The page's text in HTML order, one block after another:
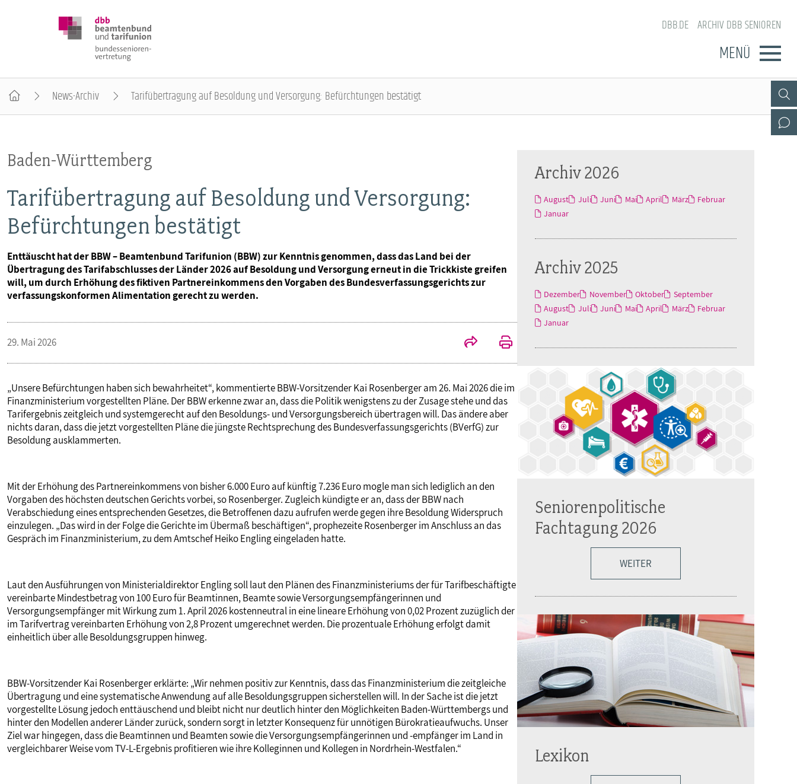
DBB.DE ARCHIV DBB SENIOREN
MENÜ
Geschäftsführung
Kontakt
BAGSO
POSITIONEN
VERANSTALTUNGEN
Bundesseniorenkongress
PUBLIKATIONEN
News-Archiv Tarifübertragung auf Besoldung und Versorgung: Befürchtungen bestätigt
Baden-Württemberg
Tarifübertragung auf Besoldung und Versorgung:
Befürchtungen bestätigt
Enttäuscht hat der BBW – Beamtenbund Tarifunion (BBW) zur Kenntnis genommen, dass das Land bei der
Übertragung des Tarifabschlusses der Länder 2026 auf Besoldung und Versorgung erneut in die Trickkiste greifen
will, um durch Erhöhung des fiktiven Partnereinkommens den Vorgaben des Bundesverfassungsgerichts zur
verfassungskonformen Alimentation gerecht zu werden.
29. Mai 2026
„Unsere Befürchtungen haben sich bewahrheitet“, kommentierte BBW-Vorsitzender Kai Rosenberger am 26. Mai 2026 die im
Finanzministerium vorgestellten Pläne. Der BBW erkenne zwar an, dass die Politik wenigstens zu der Zusage stehe und das
Tarifergebnis zeitgleich und systemgerecht auf den Besoldungs- und Versorgungsbereich übertragen will. Das ändere aber
nichts daran, dass die jetzt vorgestellten Pläne die jüngste Rechtsprechung des Bundesverfassungsgerichts (BVerfG) zur
Besoldung ausklammerten.
Mit der Erhöhung des Partnereinkommens von bisher 6.000 Euro auf künftig 7.236 Euro mogle man sich lediglich an den
Vorgaben des höchsten deutschen Gerichts vorbei, so Rosenberger. Zugleich kündigte er an, dass der BBW nach
Verabschiedung eines entsprechenden Gesetzes, die Betroffenen dazu aufrufen werde gegen ihre Besoldung Widerspruch
einzulegen. „Das wird in der Folge die Gerichte im Übermaß beschäftigen“, prophezeite Rosenberger im Anschluss an das
Gespräch im Finanzministerium, zu dem Amtschef Heiko Engling eingeladen hatte.
Laut den Ausführungen von Ministerialdirektor Engling soll laut den Plänen des Finanzministeriums der für Tarifbeschäftigte
vereinbarte Mindestbetrag von 100 Euro für Beamtinnen, Beamte sowie Versorgungsempfängerinnen und
Versorgungsempfänger mit Wirkung zum 1. April 2026 kostenneutral in eine lineare Erhöhung von 0,02 Prozent zuzüglich der
im Tarifvertrag vereinbarten Erhöhung von 2,8 Prozent umgerechnet werden. Die prozentuale Erhöhung erfolgt damit
einheitlich über alle Besoldungsgruppen hinweg.
BBW-Vorsitzender Kai Rosenberger erklärte: „Wir nehmen positiv zur Kenntnis, dass das Finanzministerium die zeitgleiche
Übertragung und eine systematische Anwendung auf alle Besoldungsgruppen sicherstellen will. In der Sache ist die jetzt
vorgestellte Lösung jedoch enttäuschend und bleibt nicht nur deutlich hinter den Möglichkeiten Baden-Württembergs und
hinter den Modellen anderer Länder zurück, sondern sorgt in letzter Konsequenz für unnötigen Bürokratieaufwuchs. Unser
Ziel war hingegen, dass die Beamtinnen und Beamten sowie die Versorgungsempfängerinnen und -empfänger im Land in
vergleichbarer Weise vom TV-L-Ergebnis profitieren wie ihre Kolleginnen und Kollegen in Nordrhein-Westfalen.“
Archiv 2026
August Juli Juni Mai April März
Februar
Januar
Archiv 2025
Dezember November Oktober
September
August
Juli Juni Mai April März
Februar
Januar
Seniorenpolitische
Fachtagung 2026
WEITER
Lexikon